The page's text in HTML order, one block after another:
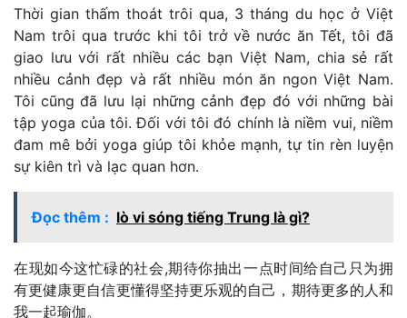
Thời gian thấm thoát trôi qua, 3 tháng du học ở Việt
Nam trôi qua trước khi tôi trở về nước ăn Tết, tôi đã
giao lưu với rất nhiều các bạn Việt Nam, chia sẻ rất
nhiều cảnh đẹp và rất nhiều món ăn ngon Việt Nam.
Tôi cũng đã lưu lại những cảnh đẹp đó với những bài
tập yoga của tôi. Đối với tôi đó chính là niềm vui, niềm
đam mê bởi yoga giúp tôi khỏe mạnh, tự tin rèn luyện
sự kiên trì và lạc quan hơn.
Đọc thêm : lò vi sóng tiếng Trung là gì?
在现如今这忙碌的社会,期待你抽出一点时间给自己只为拥
有更健康更自信更懂得坚持更乐观的自己，期待更多的人和
我一起瑜伽。